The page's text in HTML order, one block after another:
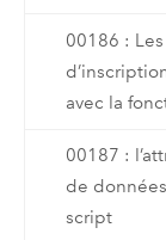
00186 :
avec la
00187 :
de
script